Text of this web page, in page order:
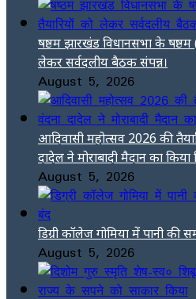
षष्ठम झारखंड विधानसभा के षष्ठम
लेकर सर्वदलीय बैठक संपन्न।
August 5, 2026
आदिवासी महोत्सव 2026 की
दादेल ने मोराबादी मैदान का किया
August 5, 2026
डिग्री कॉलेज गोमिया में पानी
August 5, 2026